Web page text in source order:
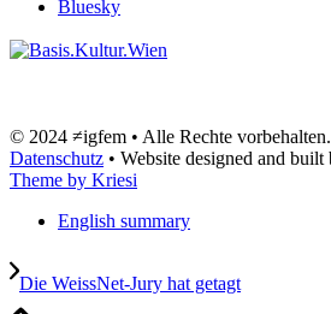
Bluesky
© 2024 ≠igfem • Alle Rechte vorbehalten.
Datenschutz • Website designed and built
Theme by Kriesi
English summary
Die WeissNet-Jury hat getagt